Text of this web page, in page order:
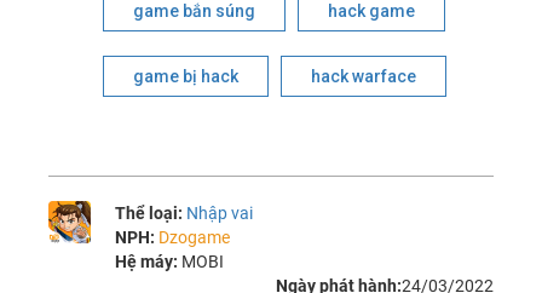
game bắn súng hack game
game bị hack hack warface
Thể loại: Nhập vai
NPH: Dzogame
Hệ máy: MOBI
Ngày phát hành:24/03/2022